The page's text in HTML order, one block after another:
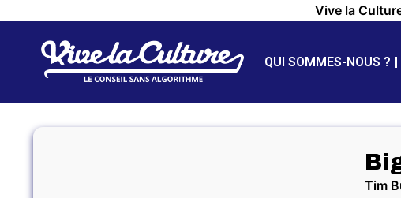
Vive la
QUI SOMMES-NOUS ?
Tim